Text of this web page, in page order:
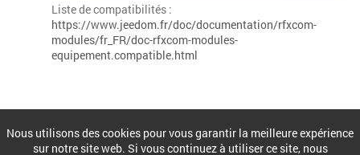
Liste de compatibilités :
https://www.jeedom.fr/doc/documentation/rfxcom-
modules/fr_FR/doc-rfxcom-modules-
equipement.compatible.html
Nous utilisons des cookies pour vous garantir la meilleure expérience
sur notre site web. Si vous continuez à utiliser ce site, nous